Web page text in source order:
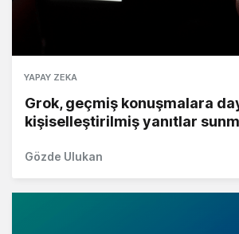
YAPAY ZEKA
Grok, geçmiş konuşmalara
kişiselleştirilmiş yanıtlar
Gözde Ulukan